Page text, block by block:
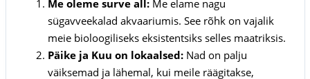
Me oleme surve all:Me elame nagu
sügavveekalad akvaariumis. See rõhk on vajalik
meie bioloogiliseks eksistentsiks selles maatriksis.
Päike ja Kuu on lokaalsed:Nad on palju
väiksemad ja lähemal, kui meile räägitakse,